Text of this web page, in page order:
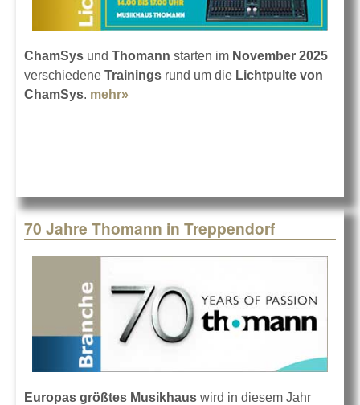
ChamSys und Thomann starten im November 2025
verschiedene Trainings rund um die Lichtpulte von
ChamSys. mehr»
70 Jahre Thomann in Treppendorf
Europas größtes Musikhaus wird in diesem Jahr